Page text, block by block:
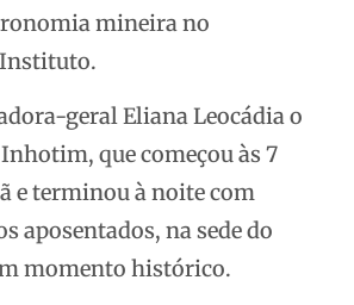
mineira no
geral Eliana Leocádia o
que começou às 7
e terminou à noite com
aposentados, na sede do
momento histórico.